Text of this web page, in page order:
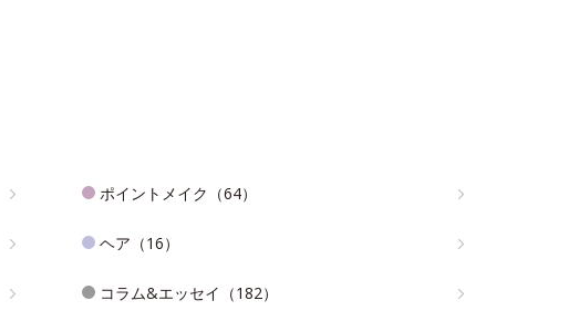
ポイントメイク（64）
ヘア（16）
コラム&エッセイ（182）